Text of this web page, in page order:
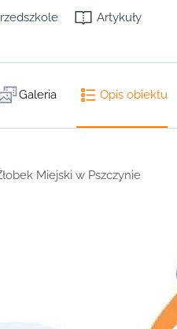
Artykuły
Galeria Opis obiektu
Miejski w Pszczynie